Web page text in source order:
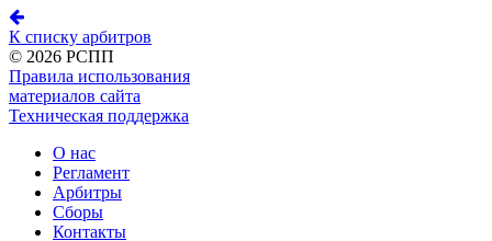
К списку арбитров
© 2026 РСПП
Правила использования
материалов сайта
Техническая поддержка
О нас
Регламент
Арбитры
Сборы
Контакты